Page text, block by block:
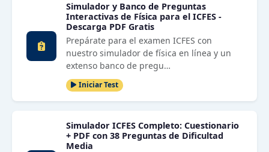
Simulador y Banco de Preguntas
Interactivas de Física para el ICFES -
Descarga PDF Gratis
Prepárate para el examen ICFES con
nuestro simulador de física en línea y un
extenso banco de pregu…
Iniciar Test
Simulador ICFES Completo: Cuestionario
+ PDF con 38 Preguntas de Dificultad
Media